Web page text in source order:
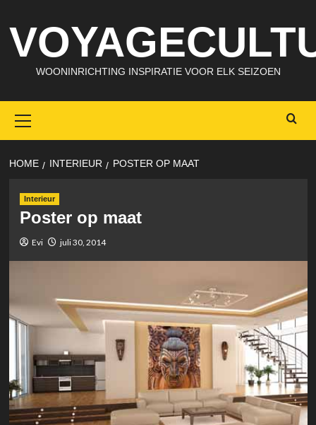
to
content
WOONINRICHTING INSPIRATIE VOOR ELK SEIZOEN
Menu
HOME INTERIEUR POSTER OP MAAT
Interieur
Poster op maat
Evi juli 30, 2014